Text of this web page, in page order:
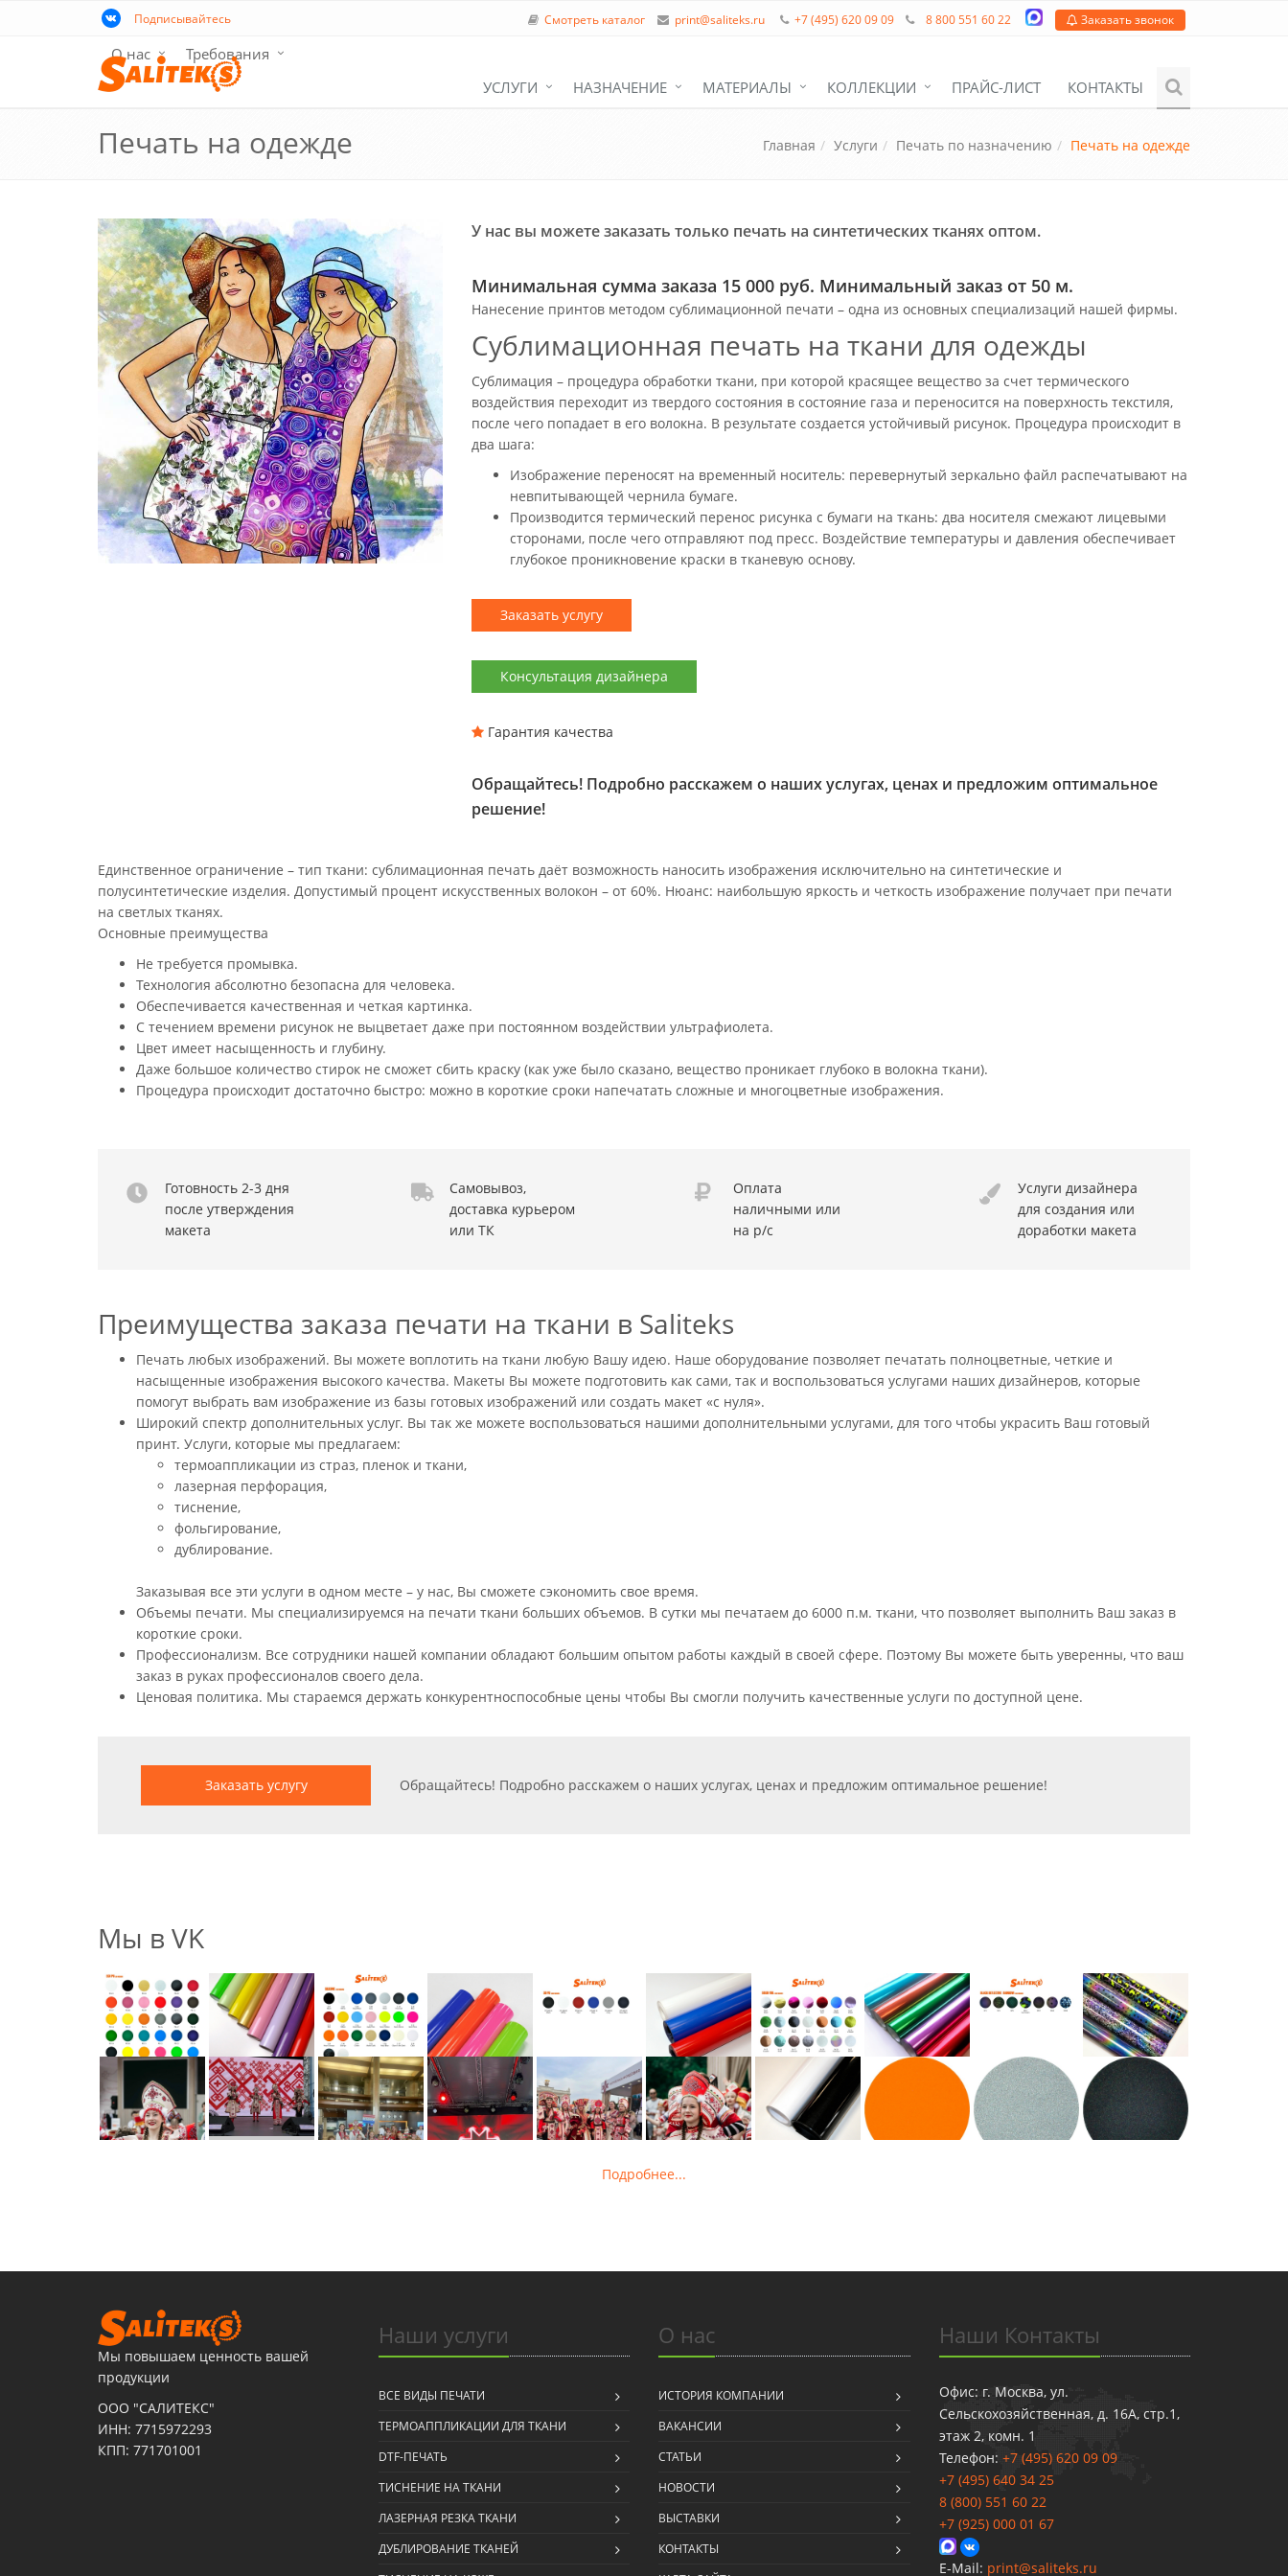
Подписывайтесь Смотреть каталог print@saliteks.ru +7 (495) 620 09 09 8 800 551 60 22 Заказать звонок
О нас
Требования
УСЛУГИ
НАЗНАЧЕНИЕ МАТЕРИАЛЫ КОЛЛЕКЦИИ ПРАЙС-ЛИСТ КОНТАКТЫ
Печать на одежде Главная Услуги Печать по назначению Печать на одежде
У нас вы можете заказать только печать на синтетических тканях оптом.
Минимальная сумма заказа 15 000 руб. Минимальный заказ от 50 м.
Нанесение принтов методом сублимационной печати – одна из основных специализаций нашей фирмы.
Сублимационная печать на ткани для одежды
Сублимация – процедура обработки ткани, при которой красящее вещество за счет термического
воздействия переходит из твердого состояния в состояние газа и переносится на поверхность текстиля,
после чего попадает в его волокна. В результате создается устойчивый рисунок. Процедура происходит в
два шага:
Изображение переносят на временный носитель: перевернутый зеркально файл распечатывают на
невпитывающей чернила бумаге.
Производится термический перенос рисунка с бумаги на ткань: два носителя смежают лицевыми
сторонами, после чего отправляют под пресс. Воздействие температуры и давления обеспечивает
глубокое проникновение краски в тканевую основу.
Заказать услугу
Консультация дизайнера
Гарантия качества
Обращайтесь! Подробно расскажем о наших услугах, ценах и предложим оптимальное
решение!
Единственное ограничение – тип ткани: сублимационная печать даёт возможность наносить изображения исключительно на синтетические и
полусинтетические изделия. Допустимый процент искусственных волокон – от 60%. Нюанс: наибольшую яркость и четкость изображение получает при печати
на светлых тканях.
Основные преимущества
Не требуется промывка.
Технология абсолютно безопасна для человека.
Обеспечивается качественная и четкая картинка.
С течением времени рисунок не выцветает даже при постоянном воздействии ультрафиолета.
Цвет имеет насыщенность и глубину.
Даже большое количество стирок не сможет сбить краску (как уже было сказано, вещество проникает глубоко в волокна ткани).
Процедура происходит достаточно быстро: можно в короткие сроки напечатать сложные и многоцветные изображения.
Готовность 2-3 дня
после утверждения
макета
Самовывоз,
доставка курьером
или ТК
Оплата
наличными или
на р/с
Услуги дизайнера
для создания или
доработки макета
Преимущества заказа печати на ткани в Saliteks
Печать любых изображений. Вы можете воплотить на ткани любую Вашу идею. Наше оборудование позволяет печатать полноцветные, четкие и
насыщенные изображения высокого качества. Макеты Вы можете подготовить как сами, так и воспользоваться услугами наших дизайнеров, которые
помогут выбрать вам изображение из базы готовых изображений или создать макет «с нуля».
Широкий спектр дополнительных услуг. Вы так же можете воспользоваться нашими дополнительными услугами, для того чтобы украсить Ваш готовый
принт. Услуги, которые мы предлагаем:
термоаппликации из страз, пленок и ткани,
лазерная перфорация,
тиснение,
фольгирование,
дублирование.
Заказывая все эти услуги в одном месте – у нас, Вы сможете сэкономить свое время.
Объемы печати. Мы специализируемся на печати ткани больших объемов. В сутки мы печатаем до 6000 п.м. ткани, что позволяет выполнить Ваш заказ в
короткие сроки.
Профессионализм. Все сотрудники нашей компании обладают большим опытом работы каждый в своей сфере. Поэтому Вы можете быть уверенны, что ваш
заказ в руках профессионалов своего дела.
Ценовая политика. Мы стараемся держать конкурентноспособные цены чтобы Вы смогли получить качественные услуги по доступной цене.
Заказать услугу Обращайтесь! Подробно расскажем о наших услугах, ценах и предложим оптимальное решение!
Мы в VK
Подробнее...
Мы повышаем ценность вашей
продукции
ООО "САЛИТЕКС"
ИНН: 7715972293
КПП: 771701001
Наши услуги
ВСЕ ВИДЫ ПЕЧАТИ
ТЕРМОАППЛИКАЦИИ ДЛЯ ТКАНИ
DTF-ПЕЧАТЬ
ТИСНЕНИЕ НА ТКАНИ
ЛАЗЕРНАЯ РЕЗКА ТКАНИ
ДУБЛИРОВАНИЕ ТКАНЕЙ
О нас
ИСТОРИЯ КОМПАНИИ
ВАКАНСИИ
СТАТЬИ
НОВОСТИ
ВЫСТАВКИ
КОНТАКТЫ
Наши Контакты
Офис: г. Москва, ул.
Сельскохозяйственная, д. 16А, стр.1,
этаж 2, комн. 1
Телефон: +7 (495) 620 09 09
+7 (495) 640 34 25
8 (800) 551 60 22
+7 (925) 000 01 67
E-Mail: print@saliteks.ru